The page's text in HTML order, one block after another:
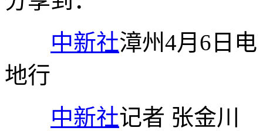
中新社漳州4月6日
地行
中新社记者 张金川